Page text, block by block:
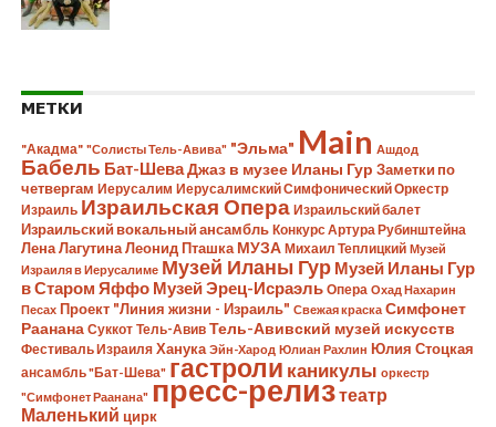
МЕТКИ
"Акадма" "Солисты Тель-Авива" "Эльма" Main Ашдод
Бабель Бат-ШеваДжаз в музее Иланы Гур Заметки по
четвергам Иерусалим Иерусалимский Симфонический Оркестр
Израиль Израильская Опера Израильский балет
Израильский вокальный ансамбль Конкурс Артура Рубинштейна
Лена Лагутина Леонид Пташка МУЗА Михаил Теплицкий Музей
Израиля в Иерусалиме Музей Иланы Гур Музей Иланы Гур
в Старом Яффо Музей Эрец-Исраэль Опера Охад Нахарин
Песах Проект "Линия жизни - Израиль" Свежая краска Симфонет
Раанана Суккот Тель-Авив Тель-Авивский музей искусств
Фестиваль Израиля Ханука Эйн-Харод Юлиан Рахлин Юлия Стоцкая
ансамбль "Бат-Шева" гастроли каникулы оркестр
"Симфонет Раанана" пресс-релизтеатр
Маленький цирк